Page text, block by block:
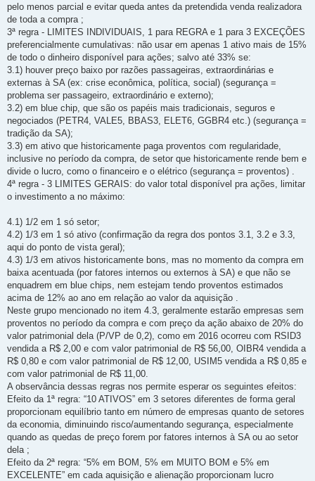
pelo menos parcial e evitar queda antes da pretendida venda realizadora
de toda a compra ;
3ª regra - LIMITES INDIVIDUAIS, 1 para REGRA e 1 para 3 EXCEÇÕES
preferencialmente cumulativas: não usar em apenas 1 ativo mais de 15%
de todo o dinheiro disponível para ações; salvo até 33% se:
3.1) houver preço baixo por razões passageiras, extraordinárias e
externas à SA (ex: crise econômica, política, social) (segurança =
problema ser passageiro, extraordinário e externo);
3.2) em blue chip, que são os papéis mais tradicionais, seguros e
negociados (PETR4, VALE5, BBAS3, ELET6, GGBR4 etc.) (segurança =
tradição da SA);
3.3) em ativo que historicamente paga proventos com regularidade,
inclusive no período da compra, de setor que historicamente rende bem e
divide o lucro, como o financeiro e o elétrico (segurança = proventos) .
4ª regra - 3 LIMITES GERAIS: do valor total disponível pra ações, limitar
o investimento a no máximo:
4.1) 1/2 em 1 só setor;
4.2) 1/3 em 1 só ativo (confirmação da regra dos pontos 3.1, 3.2 e 3.3,
aqui do ponto de vista geral);
4.3) 1/3 em ativos historicamente bons, mas no momento da compra em
baixa acentuada (por fatores internos ou externos à SA) e que não se
enquadrem em blue chips, nem estejam tendo proventos estimados
acima de 12% ao ano em relação ao valor da aquisição .
Neste grupo mencionado no item 4.3, geralmente estarão empresas sem
proventos no período da compra e com preço da ação abaixo de 20% do
valor patrimonial dela (P/VP de 0,2), como em 2016 ocorreu com RSID3
vendida a R$ 2,00 e com valor patrimonial de R$ 56,00, OIBR4 vendida a
R$ 0,80 e com valor patrimonial de R$ 12,00, USIM5 vendida a R$ 0,85 e
com valor patrimonial de R$ 11,00.
A observância dessas regras nos permite esperar os seguintes efeitos:
Efeito da 1ª regra: “10 ATIVOS” em 3 setores diferentes de forma geral
proporcionam equilíbrio tanto em número de empresas quanto de setores
da economia, diminuindo risco/aumentando segurança, especialmente
quando as quedas de preço forem por fatores internos à SA ou ao setor
dela ;
Efeito da 2ª regra: “5% em BOM, 5% em MUITO BOM e 5% em
EXCELENTE” em cada aquisição e alienação proporcionam lucro